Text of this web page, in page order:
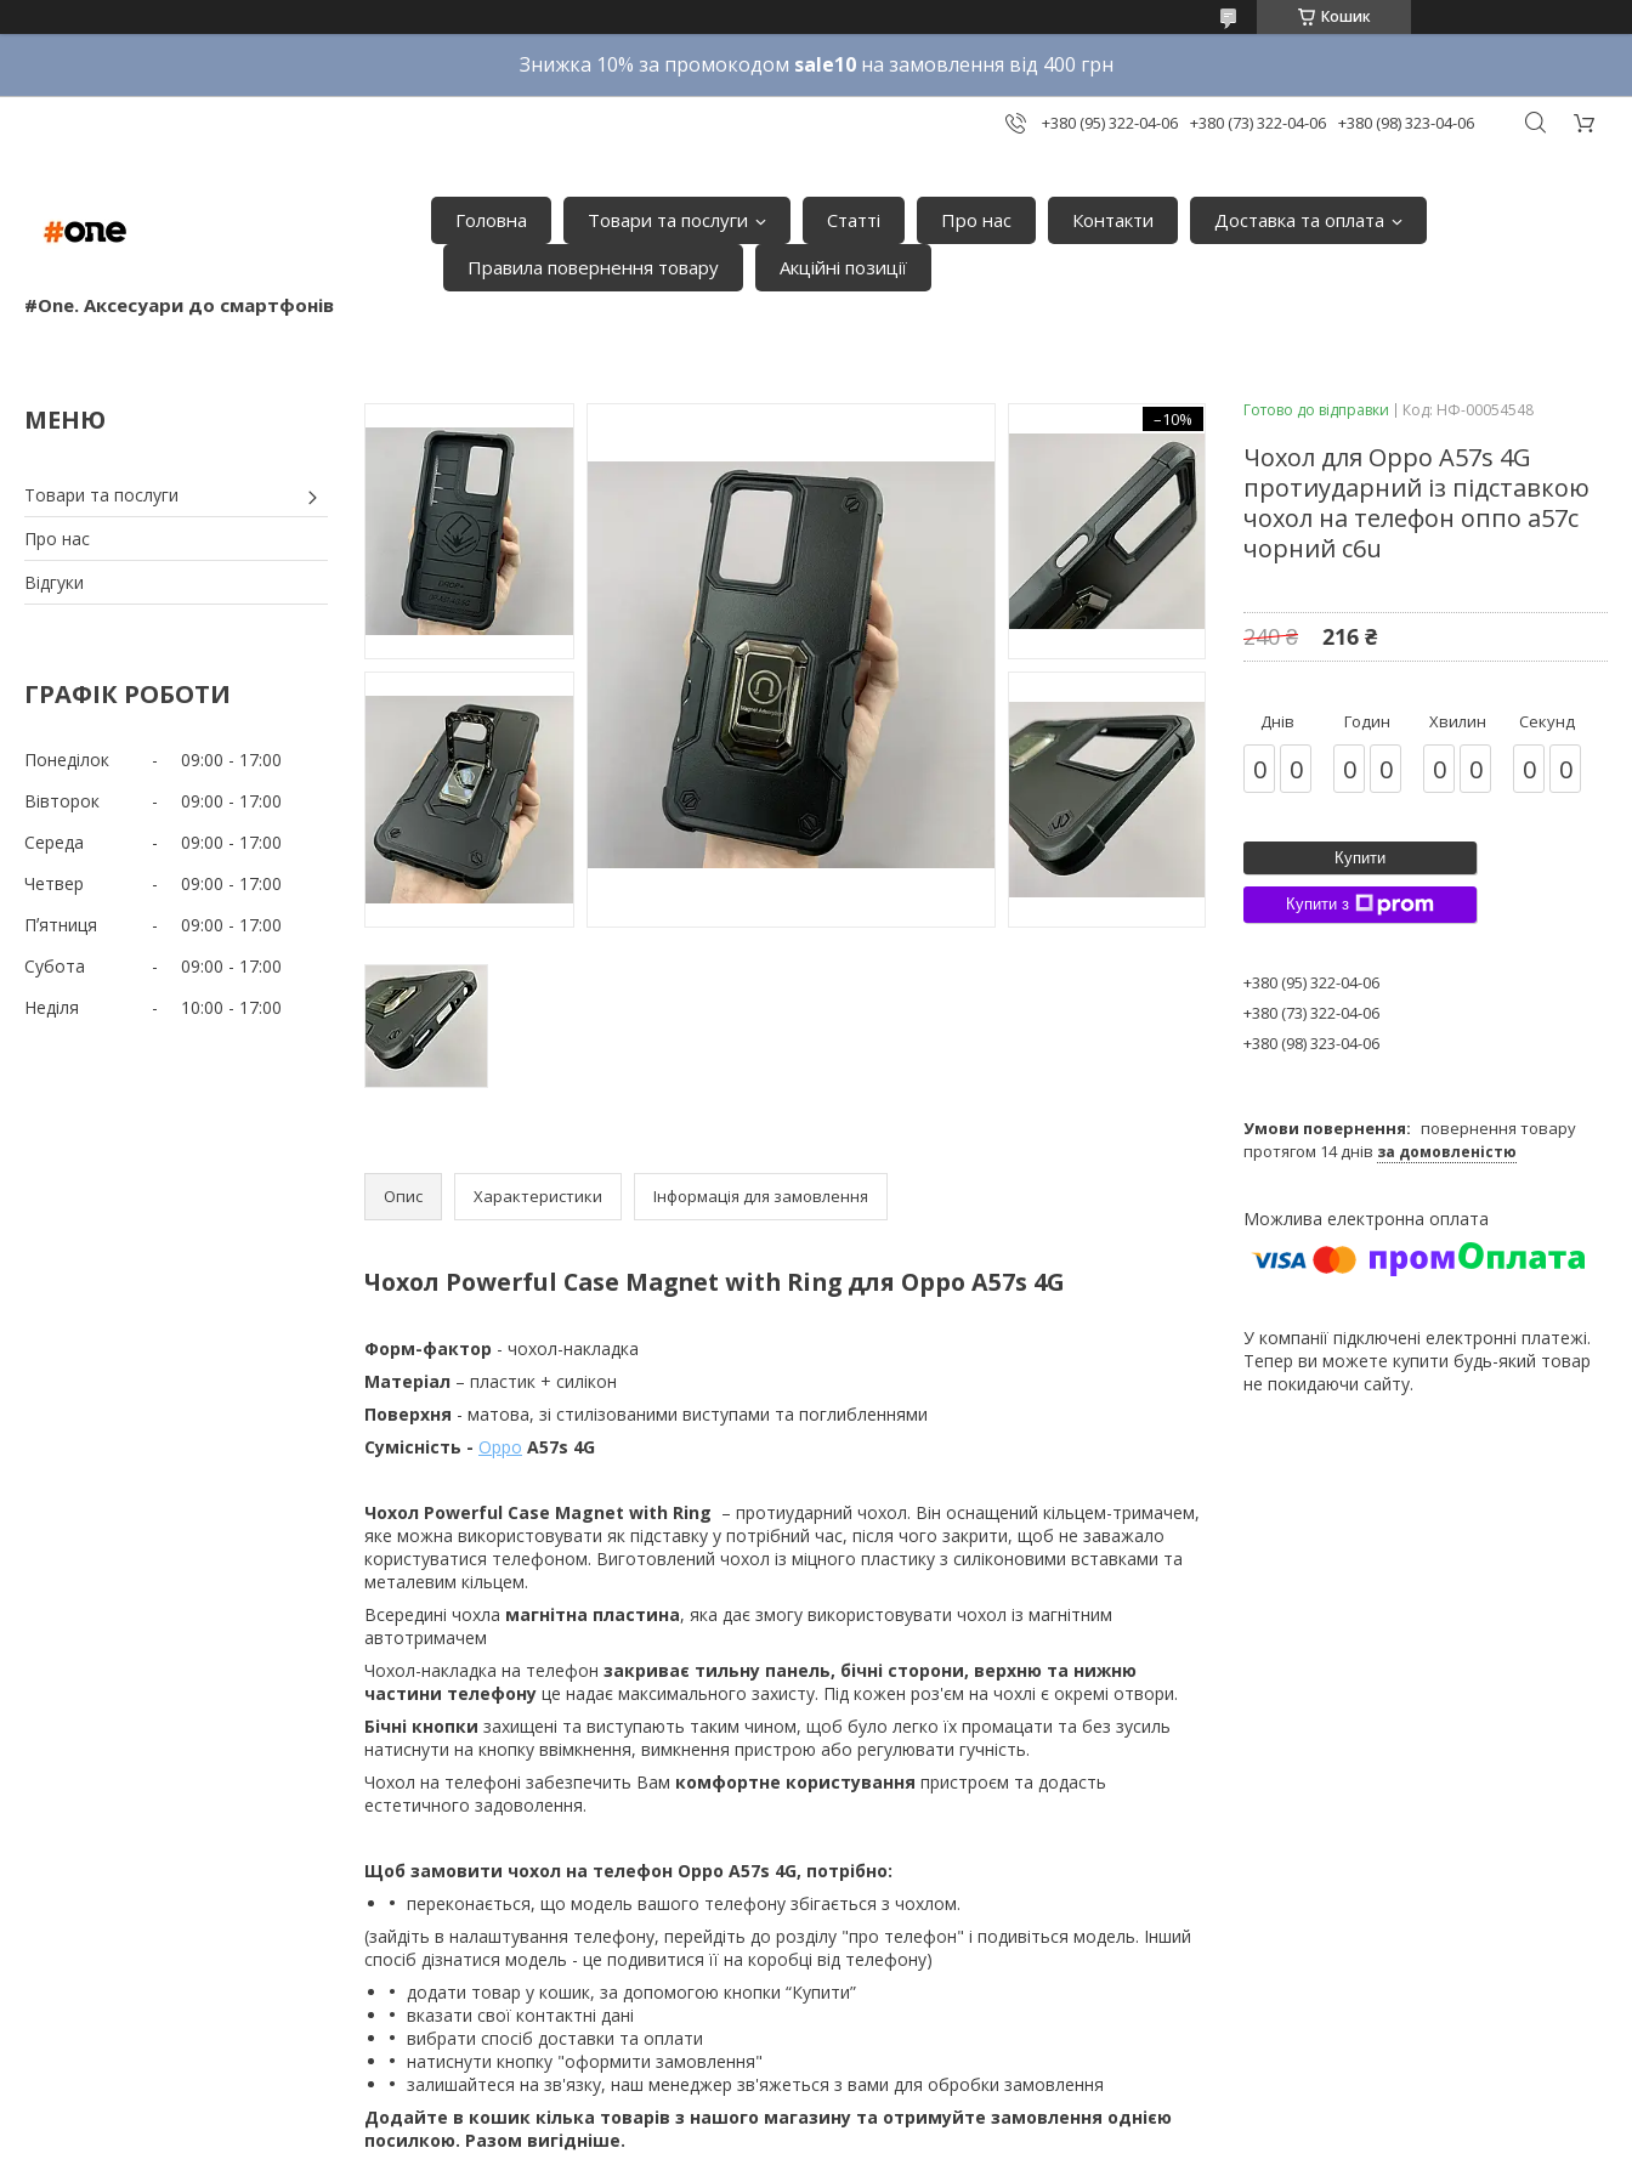
Кошик
Знижка 10% за промокодом sale10на замовлення від 400 грн
+380 (95) 322-04-06 +380 (73) 322-04-06 +380 (98) 323-04-06
#One. Аксесуари до смартфонів
Головна Товари та послуги Статті Про нас Контакти
Доставка та оплата
Правила повернення товару
Акційні позиції
Товари та послуги
Про нас
Відгуки
ГРАФІК РОБОТИ
Понеділок 09:00
17:00
Вівторок
09:00
17:00
Середа
09:00
17:00
Четвер
09:00
17:00
Пʼятниця
09:00
17:00
Субота
09:00
17:00
Неділя
10:00 17:00
–10%
Опис Характеристики Інформація для замовлення
Чохол Powerful Case Magnet with Ring для Oppo A57s 4G
Форм-фактор - чохол-накладка
Матеріал – пластик + силікон
Поверхня - матова, зі стилізованими виступами та поглибленнями
Сумісність - Oppo A57s 4G
Чохол Powerful Case Magnet with Ring – протиударний чохол. Він оснащений кільцем-тримачем,
яке можна використовувати як підставку у потрібний час, після чого закрити, щоб не заважало
користуватися телефоном. Виготовлений чохол із міцного пластику з силіконовими вставками та
металевим кільцем.
Всередині чохла магнітна пластина, яка дає змогу використовувати чохол із магнітним
автотримачем
Чохол-накладка на телефон закриває тильну панель, бічні сторони, верхню та нижню
частини телефону це надає максимального захисту. Під кожен роз'єм на чохлі є окремі отвори.
Бічні кнопки захищені та виступають таким чином, щоб було легко їх промацати та без зусиль
натиснути на кнопку ввімкнення, вимкнення пристрою або регулювати гучність.
Чохол на телефоні забезпечить Вам комфортне користування пристроєм та додасть
естетичного задоволення.
Щоб замовити чохол на телефон Oppo A57s 4G, потрібно:
переконається, що модель вашого телефону збігається з чохлом.
(зайдіть в налаштування телефону, перейдіть до розділу "про телефон" і подивіться модель. Інший
спосіб дізнатися модель - це подивитися її на коробці від телефону)
додати товар у кошик, за допомогою кнопки “Купити”
вказати свої контактні дані
вибрати спосіб доставки та оплати
натиснути кнопку "оформити замовлення"
залишайтеся на зв'язку, наш менеджер зв'яжеться з вами для обробки замовлення
Додайте в кошик кілька товарів з нашого магазину та отримуйте замовлення однією
посилкою. Разом вигідніше.
Готово до відправки Код: НФ-00054548
Чохол для Oppo A57s 4G
протиударний із підставкою
чохол на телефон оппо а57с
чорний c6u
240 ₴ 216 ₴
Днів
0 0
Годин
0 0
Хвилин
0 0
Секунд
0 0
Купити
Купити з
+380 (95) 322-04-06
+380 (73) 322-04-06
+380 (98) 323-04-06
повернення товару
протягом 14 днів за домовленістю
У компанії підключені електронні платежі.
Тепер ви можете купити будь-який товар
не покидаючи сайту.